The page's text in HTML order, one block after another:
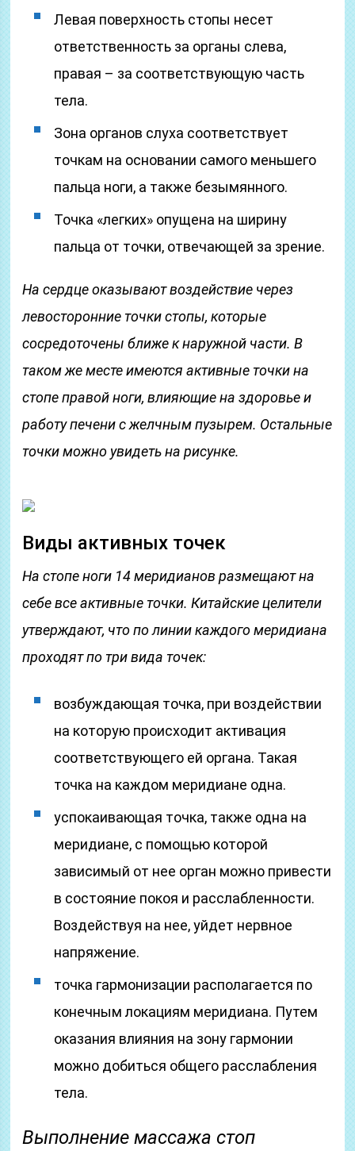
Левая поверхность стопы несет
ответственность за органы слева,
правая – за соответствующую часть
тела.
Зона органов слуха соответствует
точкам на основании самого меньшего
пальца ноги, а также безымянного.
Точка «легких» опущена на ширину
пальца от точки, отвечающей за зрение.
На сердце оказывают воздействие через
левосторонние точки стопы, которые
сосредоточены ближе к наружной части. В
таком же месте имеются активные точки на
стопе правой ноги, влияющие на здоровье и
работу печени с желчным пузырем. Остальные
точки можно увидеть на рисунке.
Виды активных точек
На стопе ноги 14 меридианов размещают на
себе все активные точки. Китайские целители
утверждают, что по линии каждого меридиана
проходят по три вида точек:
возбуждающая точка, при воздействии
на которую происходит активация
соответствующего ей органа. Такая
точка на каждом меридиане одна.
успокаивающая точка, также одна на
меридиане, с помощью которой
зависимый от нее орган можно привести
в состояние покоя и расслабленности.
Воздействуя на нее, уйдет нервное
напряжение.
точка гармонизации располагается по
конечным локациям меридиана. Путем
оказания влияния на зону гармонии
можно добиться общего расслабления
тела.
Выполнение массажа стоп